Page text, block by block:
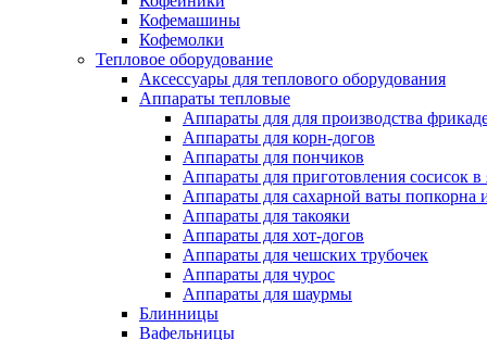
Кофемашины
Кофемолки
Тепловое оборудование
Аксессуары для теплового оборудования
Аппараты тепловые
Аппараты для для производства
Аппараты для корн-догов
Аппараты для пончиков
Аппараты для приготовления сосисок в
Аппараты для сахарной ваты попкорна
Аппараты для такояки
Аппараты для хот-догов
Аппараты для чешских трубочек
Аппараты для чурос
Аппараты для шаурмы
Блинницы
Вафельницы